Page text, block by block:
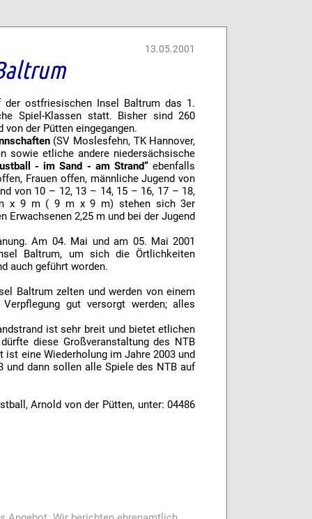
13.05.2001
ostfriesischen Insel Baltrum das 1.
Spiel-Klassen statt. Bisher sind 260
der Pütten eingegangen.
(SV Moslesfehn, TK Hannover,
sowie etliche andere niedersächsische
- im Sand - am Strand“ ebenfalls
Frauen offen, männliche Jugend von
von 10 – 12, 13 – 14, 15 – 16, 17 – 18,
x 9 m ( 9 m x 9 m) stehen sich 3er
Erwachsenen 2,25 m und bei der Jugend
Am 04. Mai und am 05. Mai 2001
Baltrum, um sich die Örtlichkeiten
auch geführt worden.
Baltrum zelten und werden von einem
gut versorgt werden; alles
ist sehr breit und bietet etlichen
diese Großveranstaltung des NTB
eine Wiederholung im Jahre 2003 und
und dann sollen alle Spiele des NTB auf
Arnold von der Pütten, unter: 04486